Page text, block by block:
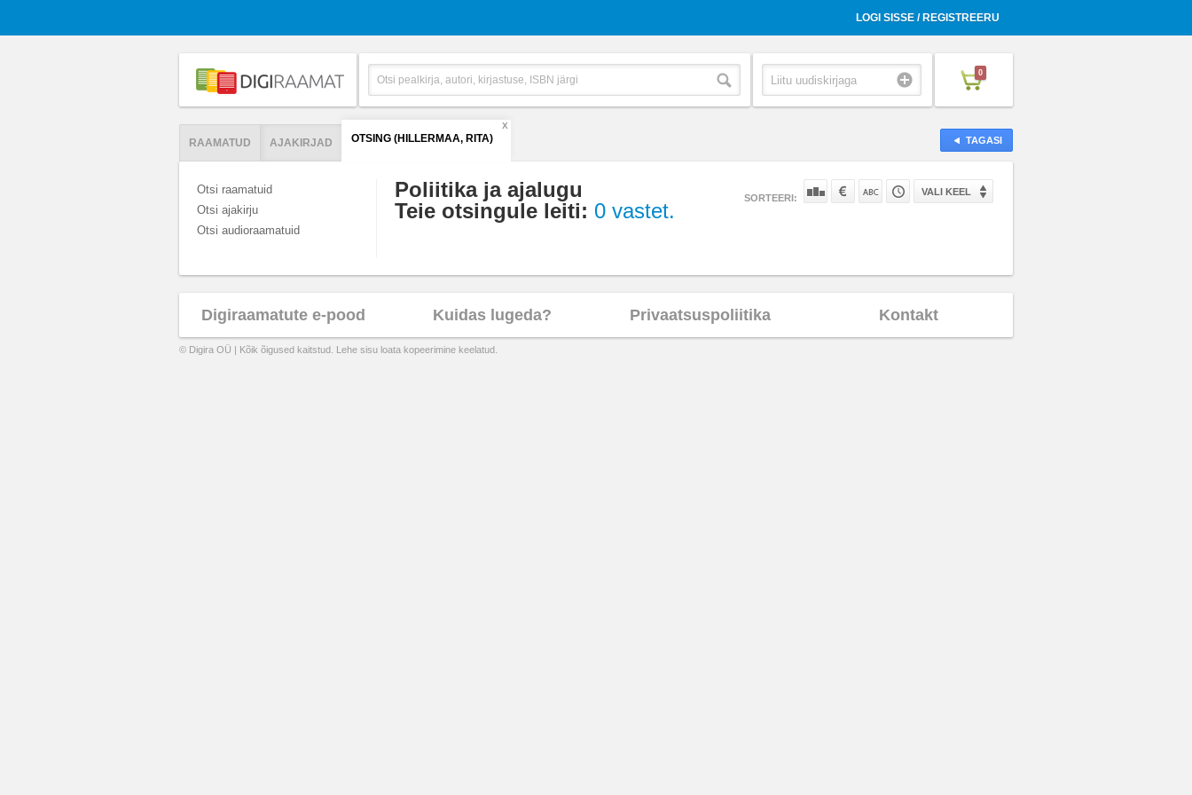
LOGI SISSE / REGISTREERU
0
TAGASI
RAAMATUD AJAKIRJAD OTSING (HILLERMAA, RITA)
X
Otsi raamatuid
Otsi ajakirju
Otsi audioraamatuid
Poliitika ja ajalugu
Teie otsingule leiti: 0 vastet.
SORTEERI:
VALI KEEL
Digiraamatute e-pood Kuidas lugeda? Privaatsuspoliitika Kontakt
© Digira OÜ | Kõik õigused kaitstud. Lehe sisu loata kopeerimine keelatud.